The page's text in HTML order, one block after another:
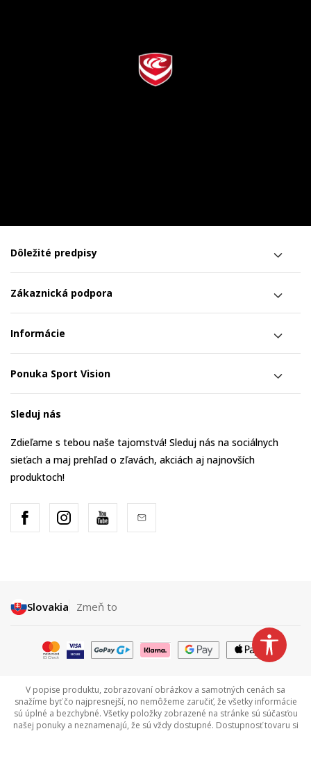
Dôležité predpisy
Zákaznická podpora
Informácie
Ponuka Sport Vision
Sleduj nás
Zdieľame s tebou naše tajomstvá! Sleduj nás na sociálnych
sieťach a maj prehľad o zľavách, akciách aj najnovších
produktoch!
Slovakia Zmeň to
V popise produktu, zobrazovaní obrázkov a samotných cenách sa
snažíme byť čo najpresnejší, no nemôžeme zaručiť, že všetky informácie
sú úplné a bezchybné. Všetky položky zobrazené na stránke sú súčasťou
našej ponuky a neznamenajú, že sú vždy dostupné. Dostupnosť tovaru si